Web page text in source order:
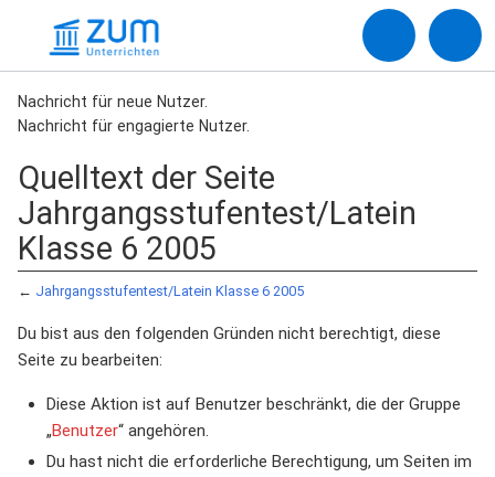
Nachricht für neue Nutzer.
Nachricht für engagierte Nutzer.
Quelltext der Seite
Jahrgangsstufentest/Latein
Klasse 6 2005
← Jahrgangsstufentest/Latein Klasse 6 2005
Du bist aus den folgenden Gründen nicht berechtigt, diese
Seite zu bearbeiten:
Diese Aktion ist auf Benutzer beschränkt, die der Gruppe
„Benutzer“ angehören.
Du hast nicht die erforderliche Berechtigung, um Seiten im